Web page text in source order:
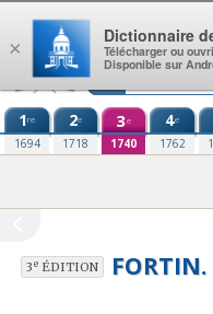
Aller au contenu
1re
1694
2e
1718
3e
1740
4e
1762
3eÉDITION FORTIN.
×
Dictionnaire
Télécharger ou
Disponible sur